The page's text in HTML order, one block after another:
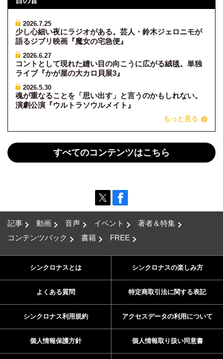
2026.7.25
少し心細い夜にラジオがある。芸人・鈴木ジェロニモが
語るジブリ映画『魔女の宅急便』
2026.6.27
コントとして現れた縫い目の向こうに広がる絨毯。単独
ライブ『かが屋の大カロ貝展3』
2026.5.30
魂が重なることを「思い出す」と言うのかもしれない。
演劇公演『ウルトラソウルメイト』
もっと見る
すべてのコンテンツはこちら
記事 動画 音声 イベント
著者＆特集
コンテンツパック
書籍 FREE
シンクロナスとは シンクロナスの楽しみ方
よくある質問 特定商取引法に関する表記
シンクロナス利用規約 アクセスデータの利用について
個人情報保護方針 個人情報取り扱い同意書